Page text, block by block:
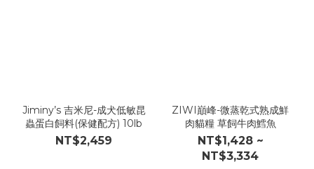
Jiminy’s 吉米尼-成犬低敏昆
蟲蛋白飼料(保健配方) 10lb
NT$2,459
ZIWI巔峰-微蒸乾式熟成鮮
肉貓糧 草飼牛肉鱈魚
NT$1,428 ~
NT$3,334